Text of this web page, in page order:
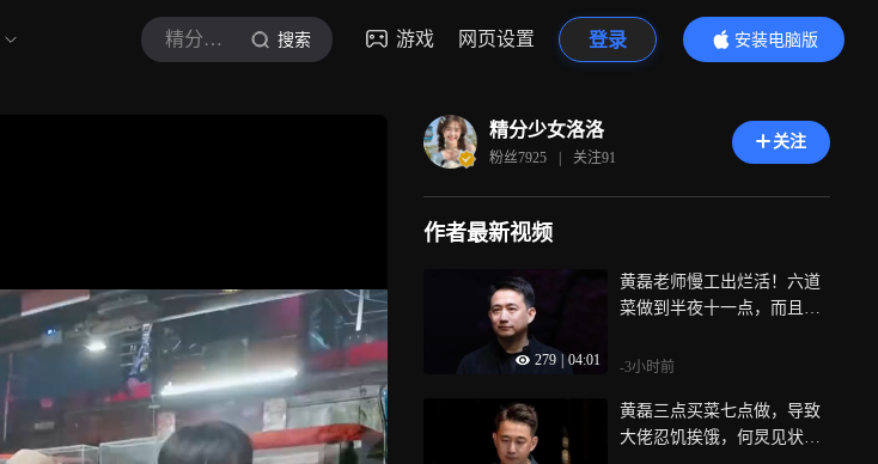
精分少女洛洛 搜索 游戏 网页设置 登录
安装电脑版
内容更精彩
精分少女洛洛
粉丝7925 | 关注91
关注
作者最新视频
279 04:01
黄磊老师慢工出烂活！六道
菜做到半夜十一点，而且一
-3小时前
黄磊三点买菜七点做，导致
大佬忍饥挨饿，何炅见状忍